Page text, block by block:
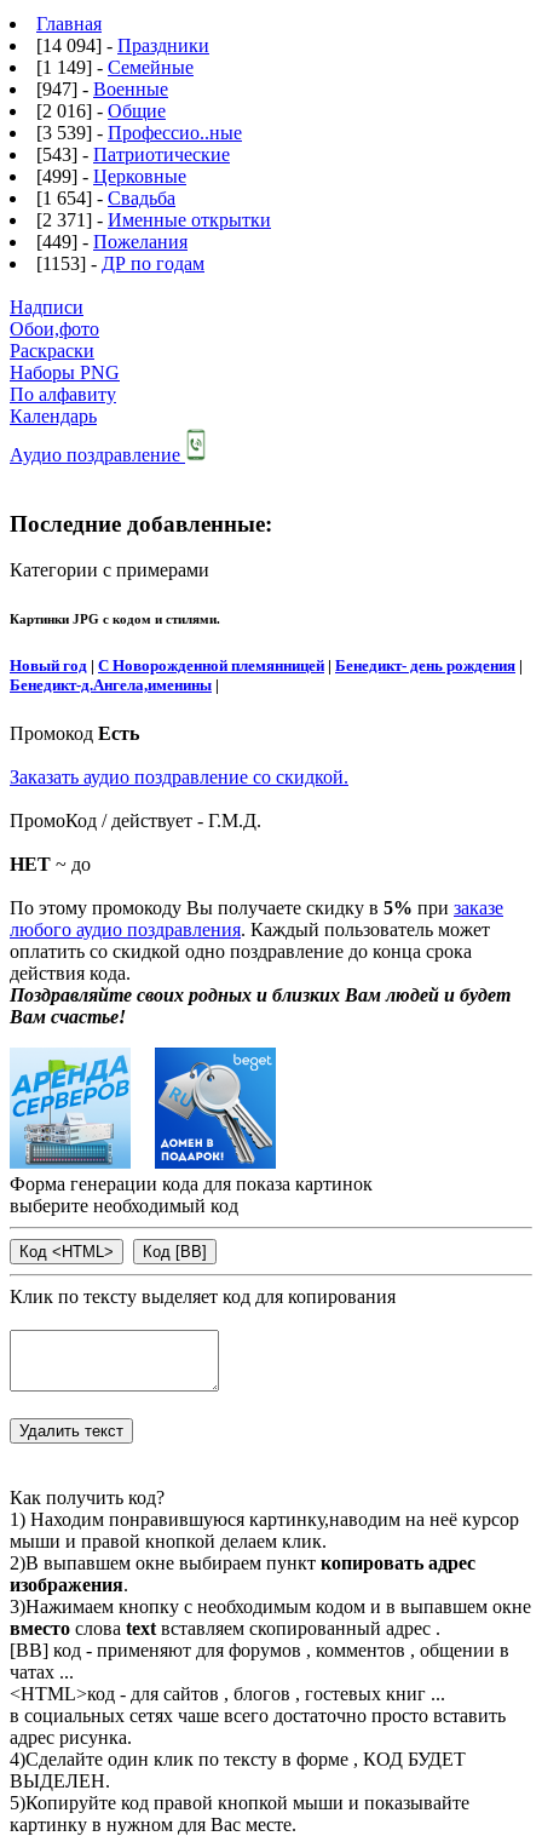
Главная
[14 094] - Праздники
[1 149] - Семейные
[947] - Военные
[2 016] - Общие
[3 539] - Профессио..ные
[543] - Патриотические
[499] - Церковные
[1 654] - Свадьба
[2 371] - Именные открытки
[449] - Пожелания
[1153] - ДР по годам
Надписи
Обои,фото
Раскраски
Наборы PNG
По алфавиту
Календарь
Аудио поздравление
Последние добавленные:
Категории с примерами
Картинки JPG с кодом и стилями.
Новый год | С Новорожденной племянницей | Бенедикт- день рождения |
Бенедикт-д.Ангела,именины |
Промокод Есть
Заказать аудио поздравление со скидкой.
ПромоКод / действует - Г.М.Д.
НЕТ ~ до
По этому промокоду Вы получаете скидку в 5% при заказе
любого аудио поздравления. Каждый пользователь может
оплатить со скидкой одно поздравление до конца срока
действия кода.
Поздравляйте своих родных и близких Вам людей и будет
Вам счастье!
Форма генерации кода для показа картинок
выберите необходимый код
Клик по тексту выделяет код для копирования
Как получить код?
1) Находим понравившуюся картинку,наводим на неё курсор
мыши и правой кнопкой делаем клик.
2)В выпавшем окне выбираем пункт копировать адрес
изображения.
3)Нажимаем кнопку с необходимым кодом и в выпавшем окне
вместо слова text вставляем скопированный адрес .
[BB] код - применяют для форумов , комментов , общении в
чатах ...
<HTML>код - для сайтов , блогов , гостевых книг ...
в социальных сетях чаше всего достаточно просто вставить
адрес рисунка.
4)Сделайте один клик по тексту в форме , КОД БУДЕТ
ВЫДЕЛЕН.
5)Копируйте код правой кнопкой мыши и показывайте
картинку в нужном для Вас месте.